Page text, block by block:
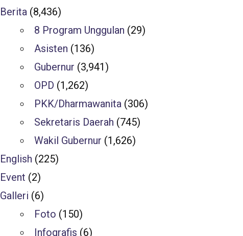
Berita (8,436)
8 Program Unggulan (29)
Asisten (136)
Gubernur (3,941)
OPD (1,262)
PKK/Dharmawanita (306)
Sekretaris Daerah (745)
Wakil Gubernur (1,626)
English (225)
Event (2)
Galleri (6)
Foto (150)
Infografis (6)